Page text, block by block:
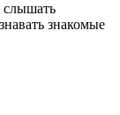
слышать
знакомые